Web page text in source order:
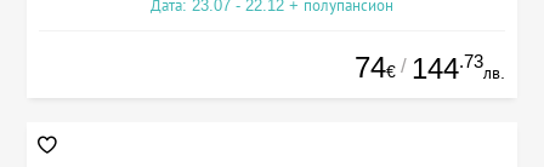
Дата: 23.07 - 22.12 + полупансион
74€ / 144.73
лв.